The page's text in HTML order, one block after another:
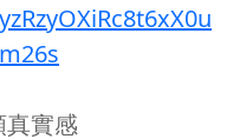
真實感